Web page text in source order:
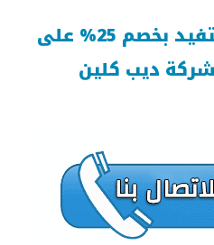
اتصل بنا الآن واستفيد بخصم 25% على
ديب كلين